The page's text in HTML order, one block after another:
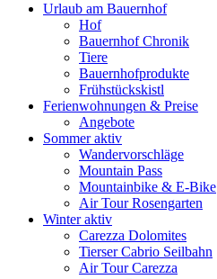
Urlaub am Bauernhof
Hof
Bauernhof Chronik
Tiere
Bauernhofprodukte
Frühstückskistl
Ferienwohnungen & Preise
Angebote
Sommer aktiv
Wandervorschläge
Mountain Pass
Mountainbike & E-Bike
Air Tour Rosengarten
Winter aktiv
Carezza Dolomites
Tierser Cabrio Seilbahn
Air Tour Carezza